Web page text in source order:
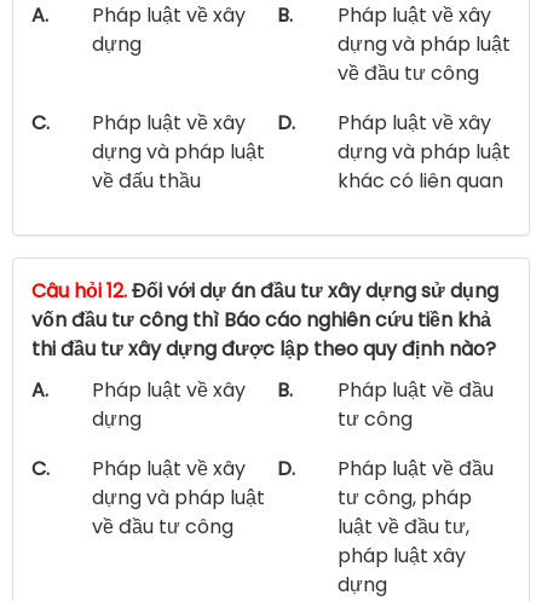
A.
Pháp luật về xây
dựng
B.
Pháp luật về xây
dựng và pháp luật
về đầu tư công
C.
Pháp luật về xây
dựng và pháp luật
về đấu thầu
D.
Pháp luật về xây
dựng và pháp luật
khác có liên quan
Câu hỏi 12.Đối với dự án đầu tư xây dựng sử dụng
vốn đầu tư công thì Báo cáo nghiên cứu tiền khả
thi đầu tư xây dựng được lập theo quy định nào?
A.
Pháp luật về xây
dựng
B.
Pháp luật về đầu
tư công
C.
Pháp luật về xây
dựng và pháp luật
về đầu tư công
D.
Pháp luật về đầu
tư công, pháp
luật về đầu tư,
pháp luật xây
dựng